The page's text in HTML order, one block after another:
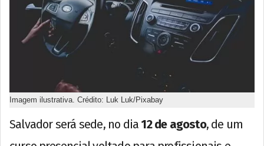
Imagem ilustrativa. Crédito: Luk Luk/Pixabay
Salvador será sede, no dia 12 de agosto, de um